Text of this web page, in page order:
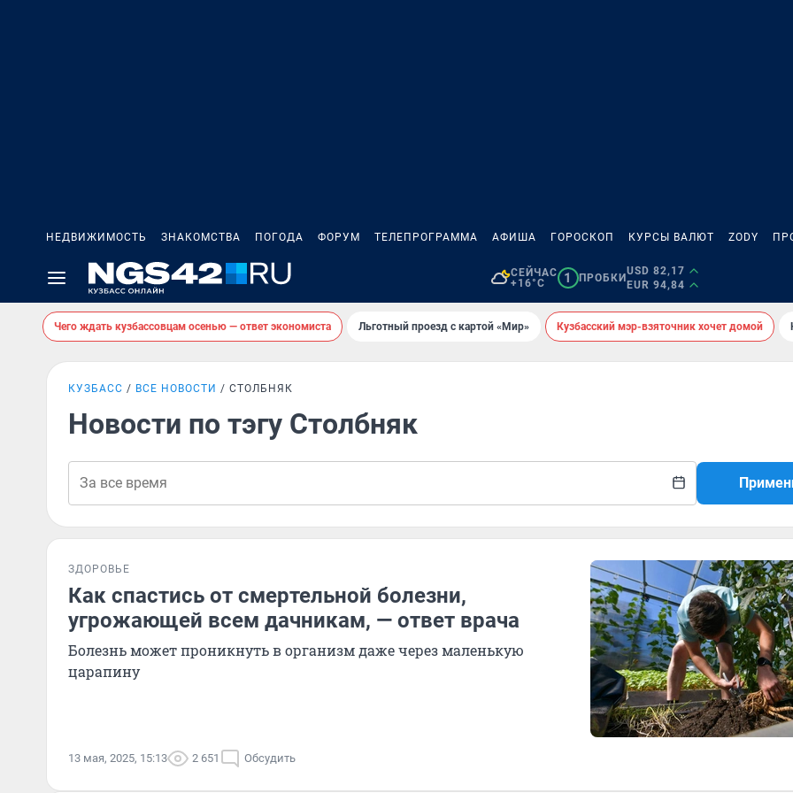
НЕДВИЖИМОСТЬ ЗНАКОМСТВА ПОГОДА ФОРУМ ТЕЛЕПРОГРАММА АФИША ГОРОСКОП КУРСЫ ВАЛЮТ ZODY
СЕЙЧАС
+16°C
1 ПРОБКИ
USD 82,17
EUR 94,84
Чего ждать кузбассовцам осенью — ответ экономиста Льготный проезд с картой «Мир» Кузбасский мэр-взяточник хочет домой
КУЗБАСС ВСЕ НОВОСТИ СТОЛБНЯК
Новости по тэгу Столбняк
ЗДОРОВЬЕ
Как спастись от смертельной болезни,
угрожающей всем дачникам, — ответ врача
Болезнь может проникнуть в организм даже через маленькую
царапину
13 мая, 2025, 15:13 2 651 Обсудить